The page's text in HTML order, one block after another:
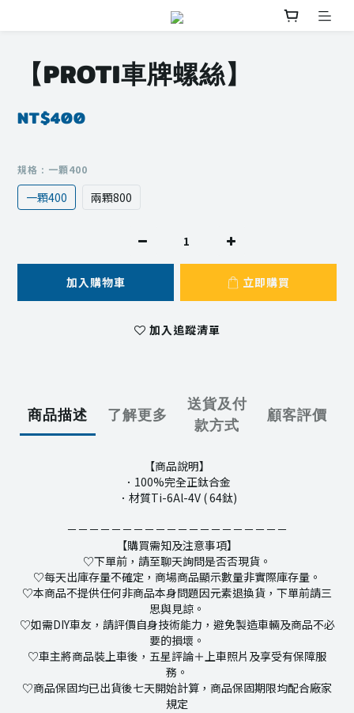
【PROTI車牌螺絲】
NT$400
規格 : 一顆400
一顆400 兩顆800
加入購物車 立即購買
加入追蹤清單
商品描述 了解更多
送貨及付
款方式
顧客評價
【商品說明】
．100%完全正鈦合金
．材質Ti-6Al-4V ( 64鈦)
－－－－－－－－－－－－－－－－－－－－
【購買需知及注意事項】
♡下單前，請至聊天詢問是否否現貨。
♡每天出庫存量不確定，商場商品顯示數量非實際庫存量。
♡本商品不提供任何非商品本身問題因元素退換貨，下單前請三
思與見諒。
♡如需DIY車友，請評價自身技術能力，避免製造車輛及商品不必
要的損壞。
♡車主將商品裝上車後，五星評論＋上車照片及享受有保障服
務。
♡商品保固均已出貨後七天開始計算，商品保固期限均配合廠家
規定